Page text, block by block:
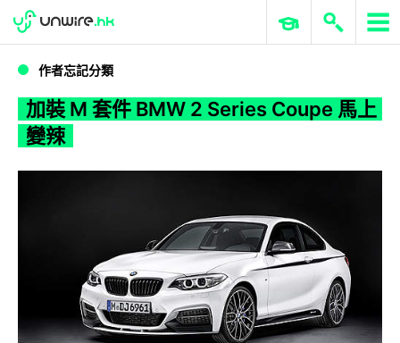
加裝 M 套件 BMW 2 Series Coupe 馬上變辣
WWDC 2026 ERP 與商業 AI
作者忘記分類
加裝 M 套件 BMW 2 Series Coupe 馬上
變辣